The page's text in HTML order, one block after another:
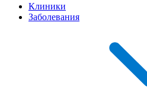
Клиники
Заболевания